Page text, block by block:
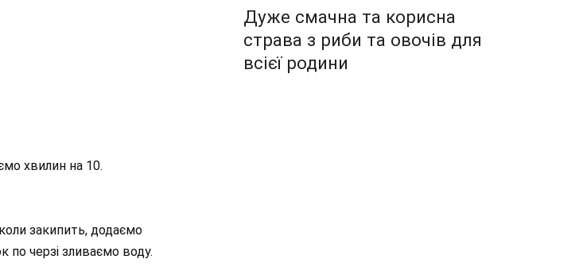
хвилин на 10.
закипить, додаємо
по черзі зливаємо воду.
Дуже смачна та корисна
страва з риби та овочів для
всієї родини